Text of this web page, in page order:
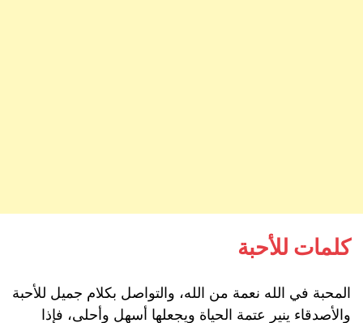
كلمات للأحبة
المحبة في الله نعمة من الله، والتواصل بكلام جميل للأحبة
والأصدقاء ينير عتمة الحياة ويجعلها أسهل وأحلى، فإذا